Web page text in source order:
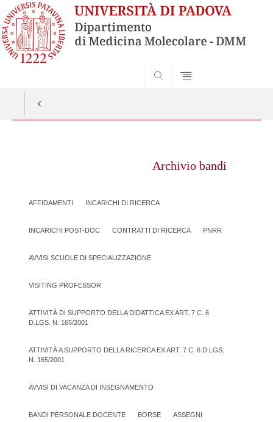
Archivio bandi
AFFIDAMENTI INCARICHI DI RICERCA
INCARICHI POST-DOC CONTRATTI DI RICERCA PNRR
AVVISI SCUOLE DI SPECIALIZZAZIONE
VISITING PROFESSOR
ATTIVITÀ DI SUPPORTO DELLA DIDATTICA EX ART. 7 C. 6
D.LGS. N. 165/2001
ATTIVITÀ A SUPPORTO DELLA RICERCA EX ART. 7 C. 6 D.LGS.
N. 165/2001
AVVISI DI VACANZA DI INSEGNAMENTO
BANDI PERSONALE DOCENTE BORSE ASSEGNI